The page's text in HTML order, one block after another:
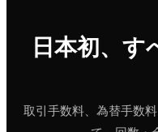
日本初、す
取引手数料、為替手数